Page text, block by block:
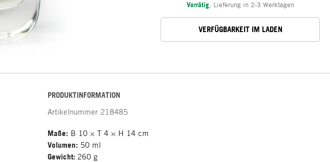
Vorrätig, Lieferung in 2-3 Werktagen
VERFÜGBARKEIT IM LADEN
PRODUKTINFORMATION
Artikelnummer 218485
Maße: B 10 × T 4 × H 14 cm
Volumen: 50 ml
Gewicht: 260 g